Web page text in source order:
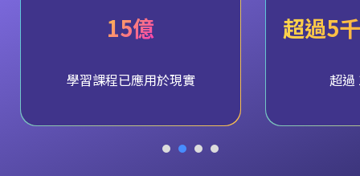
15億
學習課程已應用於現實
超過5
超過